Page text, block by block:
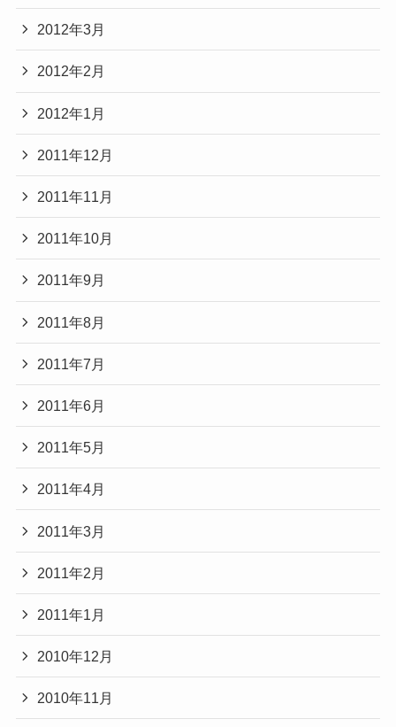
2012年3月
2012年2月
2012年1月
2011年12月
2011年11月
2011年10月
2011年9月
2011年8月
2011年7月
2011年6月
2011年5月
2011年4月
2011年3月
2011年2月
2011年1月
2010年12月
2010年11月